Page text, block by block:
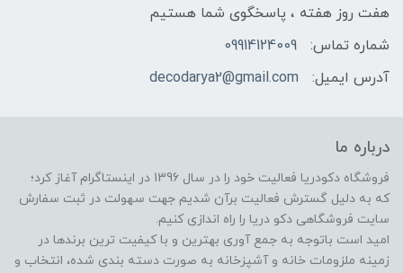
هفت روز هفته ، پاسخگوی شما هستیم
شماره تماس:
09914124009
آدرس ایمیل:
decodarya2@gmail.com
درباره ما
فروشگاه دکودریا فعالیت خود را در سال 1396 در اینستاگرام آغاز کرد؛
که به دلیل گسترش فعالیت برآن شدیم جهت سهولت در ثبت سفارش
سایت فروشگاهی دکو دریا را راه اندازی کنیم.
امید است باتوجه به جمع آوری بهترین و با کیفیت ترین برندها در
زمینه ملزومات خانه و آشپزخانه به صورت دسته بندی شده، انتخاب و